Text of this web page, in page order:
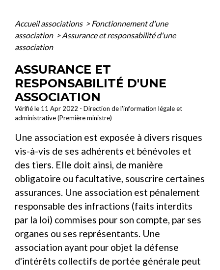
Accueil associations > Fonctionnement d'une
association > Assurance et responsabilité d'une
association
ASSURANCE ET
RESPONSABILITÉ D'UNE
ASSOCIATION
Vérifié le 11 Apr 2022 - Direction de l'information légale et
administrative (Première ministre)
Une association est exposée à divers risques
vis-à-vis de ses adhérents et bénévoles et
des tiers. Elle doit ainsi, de manière
obligatoire ou facultative, souscrire certaines
assurances. Une association est pénalement
responsable des infractions (faits interdits
par la loi) commises pour son compte, par ses
organes ou ses représentants. Une
association ayant pour objet la défense
d'intérêts collectifs de portée générale peut